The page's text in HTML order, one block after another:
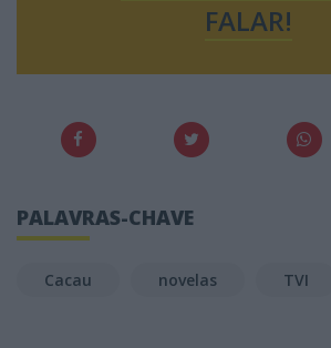
FALAR!
PALAVRAS-CHAVE
Cacau novelas TVI